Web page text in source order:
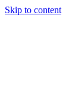
Skip to content